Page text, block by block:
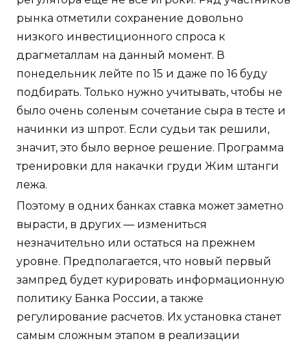
рынка отметили сохранение довольно
низкого инвестиционного спроса к
драгметаллам на данный момент. В
понедельник лейте по 15 и даже по 16 буду
подбирать. Только нужно учитывать, чтобы не
было очень соленым сочетание сыра в тесте и
начинки из шпрот. Если судьи так решили,
значит, это было верное решение. Программа
тренировки для накачки груди Жим штанги
лежа.
Поэтому в одних банках ставка может заметно
вырасти, в других — измениться
незначительно или остаться на прежнем
уровне. Предполагается, что новый первый
зампред будет курировать информационную
политику Банка России, а также
регулирование расчетов. Их установка станет
самым сложным этапом в реализации